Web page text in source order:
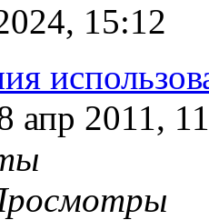
15:12
апр 2011,